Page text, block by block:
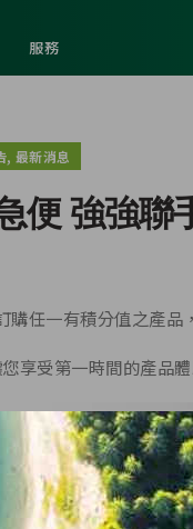
服務
, 最新消息
便 強強聯
任一有積分值之產品
享受第一時間的產品體